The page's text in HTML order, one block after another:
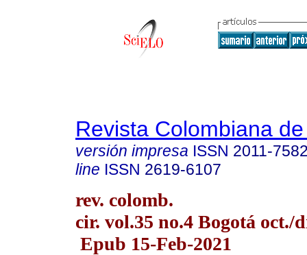
Revista Colombiana
versión impresa ISSN 2011-
line ISSN 2619-6107
rev. colomb.
cir. vol.35 no.4 Bogotá oct./
Epub 15-Feb-2021